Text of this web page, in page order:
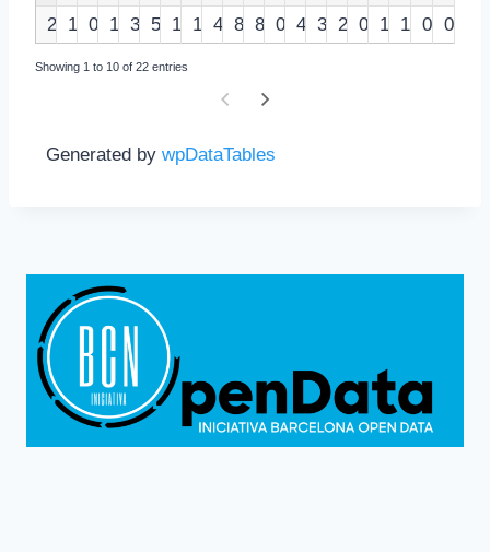
2,020
10 0 1 3 5 1 1 4 8 8 0 4 3 2 0 1 1 0 0
Showing 1 to 10 of 22 entries
Generated by wpDataTables